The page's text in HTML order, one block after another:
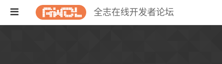
全志在线开发者论坛